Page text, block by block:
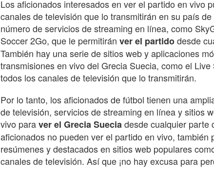
Los aficionados interesados en ver el partido en vivo
canales de televisión que lo transmitirán en su país
número de servicios de streaming en línea, como
Soccer 2Go, que le permitirán ver el partidodesde
También hay una serie de sitios web y aplicaciones
transmisiones en vivo del Grecia Suecia, como el
todos los canales de televisión que lo transmitirán.
Por lo tanto, los aficionados de fútbol tienen una
de televisión, servicios de streaming en línea y sitios
vivo paraver el Grecia Sueciadesde cualquier parte
aficionados no pueden ver el partido en vivo, también
resúmenes y destacados en sitios web populares
canales de televisión. Así que ¡no hay excusa para